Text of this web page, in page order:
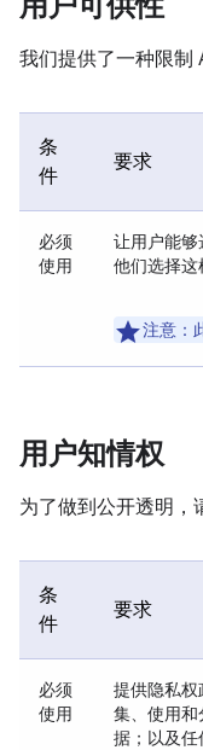
我们提供了一种限制
条
件
要求
必须
使用
让用户能
他们选择这
注意
用户知情权
为了做到公开透明，
条
件
要求
必须
使用
提供隐私
集、使用
据；以及